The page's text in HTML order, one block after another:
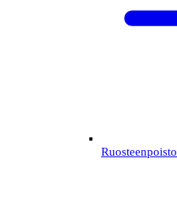
Ruosteenpoisto